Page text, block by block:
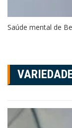
Saúde mental de